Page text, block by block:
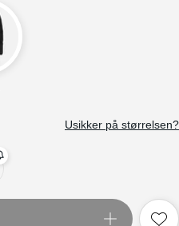
Usikker på størrelsen?